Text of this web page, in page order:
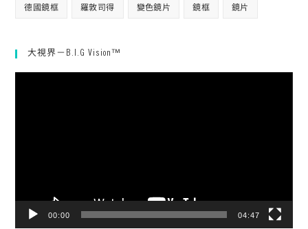
德國鏡框 羅敦司得 變色鏡片 鏡框 鏡片
大視界－B.I.G Vision™
00:00 04:47